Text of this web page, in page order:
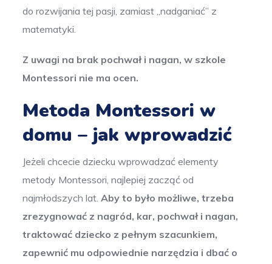
do rozwijania tej pasji, zamiast „nadganiać” z
matematyki.
Z uwagi na brak pochwał i nagan, w szkole
Montessori nie ma ocen.
Metoda Montessori w
domu – jak wprowadzić
Jeżeli chcecie dziecku wprowadzać elementy
metody Montessori, najlepiej zacząć od
najmłodszych lat.Aby to było możliwe, trzeba
zrezygnować z nagród, kar, pochwał i nagan,
traktować dziecko z pełnym szacunkiem,
zapewnić mu odpowiednie narzędzia i dbać o